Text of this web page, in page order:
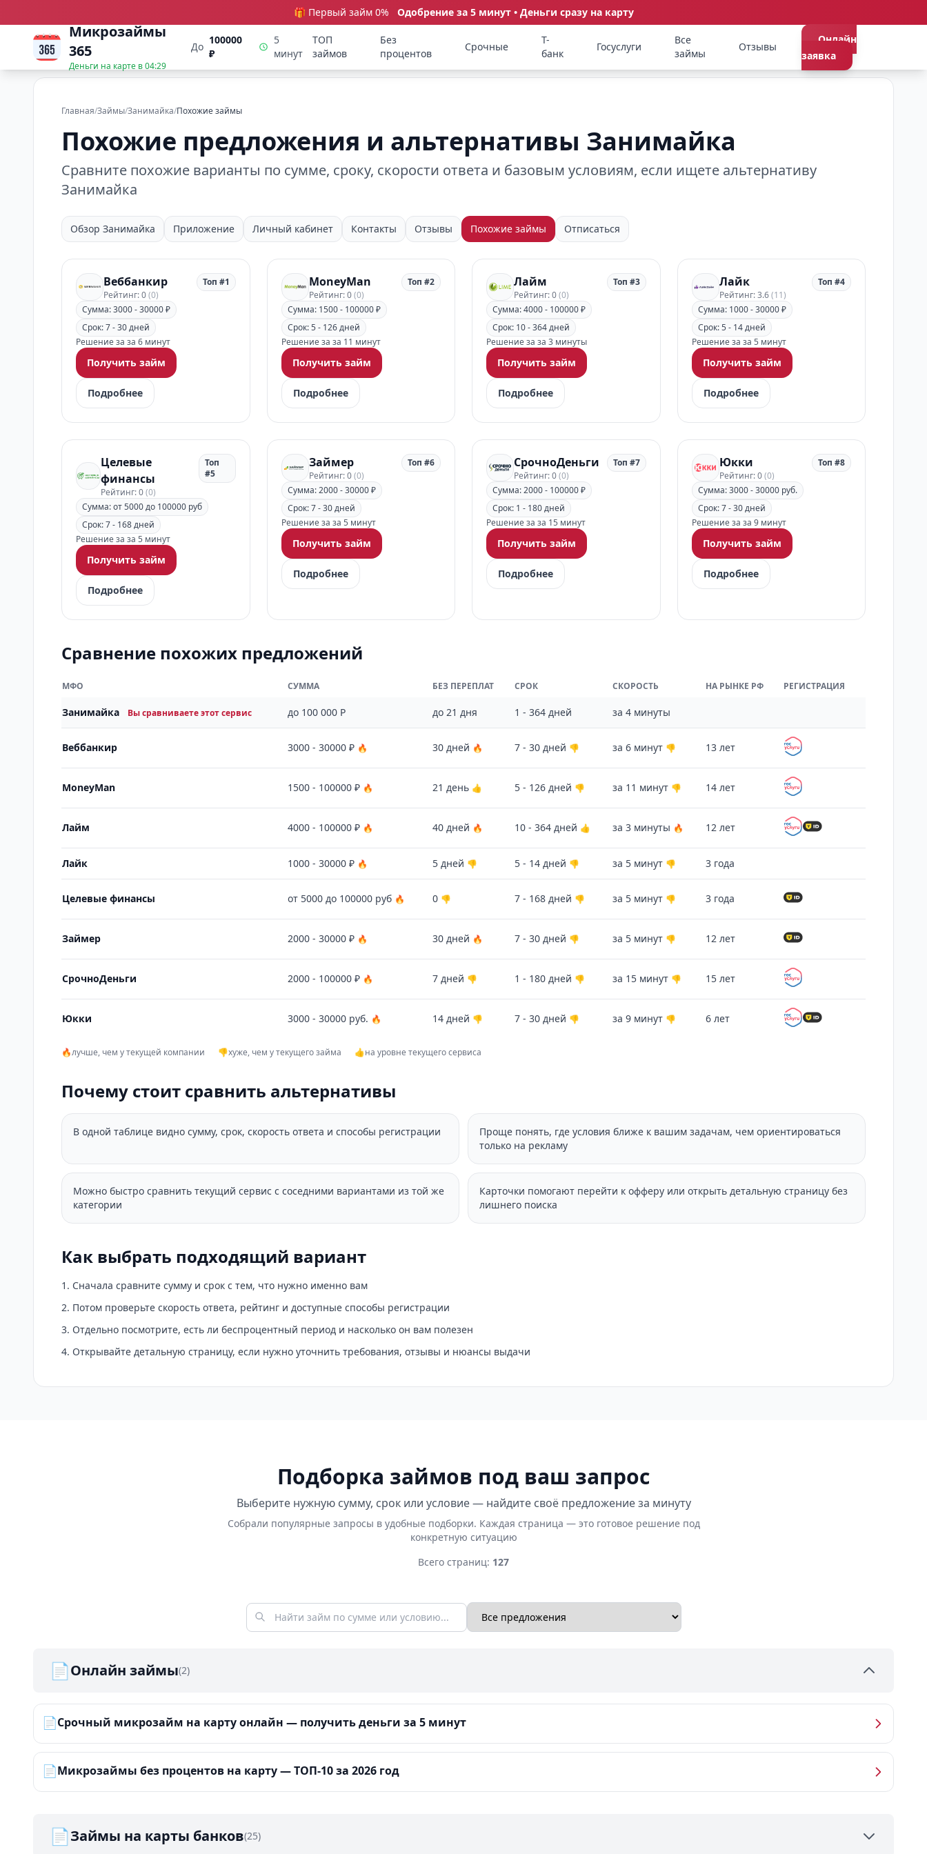
🎁 Первый займ 0% Одобрение за 5 минут • Деньги сразу на карту
Микрозаймы
365
Деньги на карте в04:29
До
100000
₽
5
минут
ТОП
займов
Без
процентов
Срочные
Т-
банк
Госуслуги
Все
займы
Отзывы
Онлайн
заявка
Главная/Займы/Занимайка/Похожие займы
Похожие предложения и альтернативы Занимайка
Сравните похожие варианты по сумме, сроку, скорости ответа и базовым условиям, если ищете альтернативу
Занимайка
Обзор Занимайка Приложение Личный кабинет Контакты Отзывы Похожие займы Отписаться
Веббанкир
Рейтинг: 0(0)
Топ #1
Сумма: 3000 - 30000 ₽
Срок: 7 - 30 дней
Решение за за 6 минут
Получить займ
Подробнее
MoneyMan
Рейтинг: 0(0)
Топ #2
Сумма: 1500 - 100000 ₽
Срок: 5 - 126 дней
Решение за за 11 минут
Получить займ
Подробнее
Лайм
Рейтинг: 0(0)
Топ #3
Сумма: 4000 - 100000 ₽
Срок: 10 - 364 дней
Решение за за 3 минуты
Получить займ
Подробнее
Лайк
Рейтинг: 3.6(11)
Топ #4
Сумма: 1000 - 30000 ₽
Срок: 5 - 14 дней
Решение за за 5 минут
Получить займ
Подробнее
Целевые
финансы
Рейтинг: 0(0)
Топ
#5
Сумма: от 5000 до 100000 руб
Срок: 7 - 168 дней
Решение за за 5 минут
Получить займ
Подробнее
Займер
Рейтинг: 0(0)
Топ #6
Сумма: 2000 - 30000 ₽
Срок: 7 - 30 дней
Решение за за 5 минут
Получить займ
Подробнее
СрочноДеньги
Рейтинг: 0(0)
Топ #7
Сумма: 2000 - 100000 ₽
Срок: 1 - 180 дней
Решение за за 15 минут
Получить займ
Подробнее
Юкки
Рейтинг: 0(0)
Топ #8
Сумма: 3000 - 30000 руб.
Срок: 7 - 30 дней
Решение за за 9 минут
Получить займ
Подробнее
Сравнение похожих предложений
МФО СУММА БЕЗ ПЕРЕПЛАТ СРОК СКОРОСТЬ НА РЫНКЕ РФ РЕГИСТРАЦИЯ
Занимайка Вы сравниваете этот сервис до 100 000 Р до 21 дня 1 - 364 дней за 4 минуты
Веббанкир 3000 - 30000 ₽ 🔥 30 дней 🔥 7 - 30 дней 👎 за 6 минут 👎 13 лет
MoneyMan 1500 - 100000 ₽ 🔥 21 день 👍 5 - 126 дней 👎 за 11 минут 👎 14 лет
Лайм 4000 - 100000 ₽ 🔥 40 дней 🔥 10 - 364 дней 👍 за 3 минуты 🔥 12 лет
Лайк 1000 - 30000 ₽ 🔥 5 дней 👎 5 - 14 дней 👎 за 5 минут 👎 3 года
Целевые финансы от 5000 до 100000 руб 🔥 0 👎 7 - 168 дней 👎 за 5 минут 👎 3 года
Займер 2000 - 30000 ₽ 🔥 30 дней 🔥 7 - 30 дней 👎 за 5 минут 👎 12 лет
СрочноДеньги 2000 - 100000 ₽ 🔥 7 дней 👎 1 - 180 дней 👎 за 15 минут 👎 15 лет
Юкки 3000 - 30000 руб. 🔥 14 дней 👎 7 - 30 дней 👎 за 9 минут 👎 6 лет
🔥лучше, чем у текущей компании 👎хуже, чем у текущего займа 👍на уровне текущего сервиса
Почему стоит сравнить альтернативы
В одной таблице видно сумму, срок, скорость ответа и способы регистрации
Проще понять, где условия ближе к вашим задачам, чем ориентироваться
только на рекламу
Можно быстро сравнить текущий сервис с соседними вариантами из той же
категории
Карточки помогают перейти к офферу или открыть детальную страницу без
лишнего поиска
Как выбрать подходящий вариант
Сначала сравните сумму и срок с тем, что нужно именно вам
Потом проверьте скорость ответа, рейтинг и доступные способы регистрации
Отдельно посмотрите, есть ли беспроцентный период и насколько он вам полезен
Открывайте детальную страницу, если нужно уточнить требования, отзывы и нюансы выдачи
Подборка займов под ваш запрос
Выберите нужную сумму, срок или условие — найдите своё предложение за минуту
Собрали популярные запросы в удобные подборки. Каждая страница — это готовое решение под
конкретную ситуацию
Всего страниц: 127
📄Онлайн займы(2)
📄Срочный микрозайм на карту онлайн — получить деньги за 5 минут
📄Микрозаймы без процентов на карту — ТОП-10 за 2026 год
📄Займы на карты банков(25)